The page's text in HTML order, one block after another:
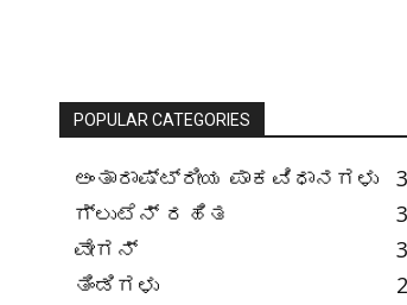
POPULAR CATEGORIES
ಅಂತಾರಾಷ್ಟ್ರೀಯ ಪಾಕವಿಧಾನಗಳು
ಗ್ಲುಟೆನ್ ರಹಿತ
ವೇಗನ್
ತಿಂಡಿಗಳು